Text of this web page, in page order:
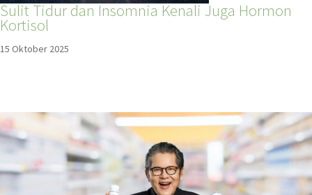
Sulit Tidur dan Insomnia Kenali Juga Hormon
Kortisol
15 Oktober 2025